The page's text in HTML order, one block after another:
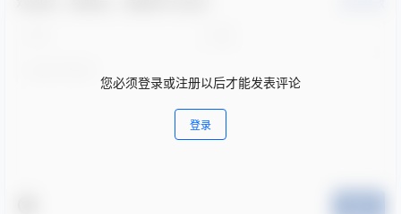
您必须登录或注册以后才能发表评论
登录